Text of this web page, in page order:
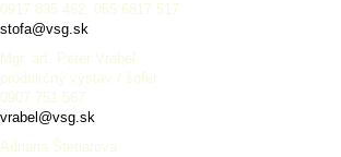
0917 835 462, 055 6817 517
stofa@vsg.sk
Mgr. art. Peter Vrábeľ
produkčný výstav / šofér
0907 751 567
vrabel@vsg.sk
Adriana Štetiarová